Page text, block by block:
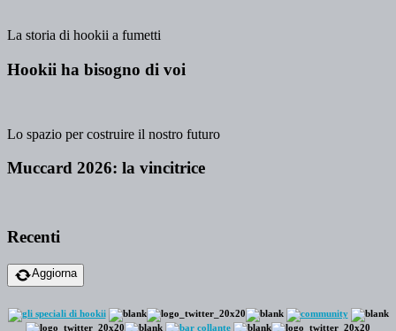
La storia di hookii a fumetti
Hookii ha bisogno di voi
Lo spazio per costruire il nostro futuro
Muccard 2026: la vincitrice
Recenti
Aggiorna